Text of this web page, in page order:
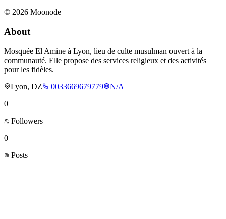
© 2026 Moonode
About
Mosquée El Amine à Lyon, lieu de culte musulman ouvert à la
communauté. Elle propose des services religieux et des activités
pour les fidèles.
Lyon, DZ
0033669679779
N/A
0
Followers
0
Posts